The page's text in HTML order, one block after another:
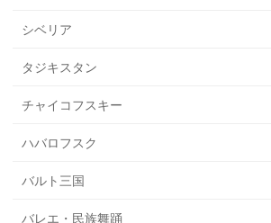
シベリア
タジキスタン
チャイコフスキー
ハバロフスク
バルト三国
バレエ・民族舞踊